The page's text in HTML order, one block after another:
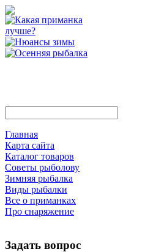
Главная
Карта сайта
Каталог товаров
Советы рыболову
Зимняя рыбалка
Виды рыбалки
Все о приманках
Про снаряжение
Задать вопрос